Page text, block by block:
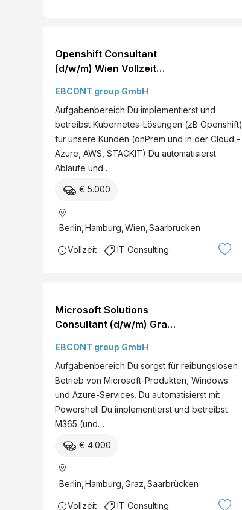
Openshift Consultant
(d/w/m) Wien Vollzeit
Christopher Anderlik
EBCONT group GmbH
Aufgabenbereich Du implementierst und
betreibst Kubernetes-Lösungen (zB Openshift)
für unsere Kunden (onPrem und in der Cloud -
Azure, AWS, STACKIT) Du automatisierst
Abläufe und…
€ 5.000
Berlin Hamburg Wien Saarbrücken
Vollzeit IT Consulting
Microsoft Solutions
Consultant (d/w/m) Graz
Ansprechperson
Christoph Eder
EBCONT group GmbH
Aufgabenbereich Du sorgst für reibungslosen
Betrieb von Microsoft-Produkten, Windows
und Azure-Services. Du automatisierst mit
Powershell Du implementierst und betreibst
M365 (und…
€ 4.000
Berlin Hamburg Graz Saarbrücken
Vollzeit IT Consulting